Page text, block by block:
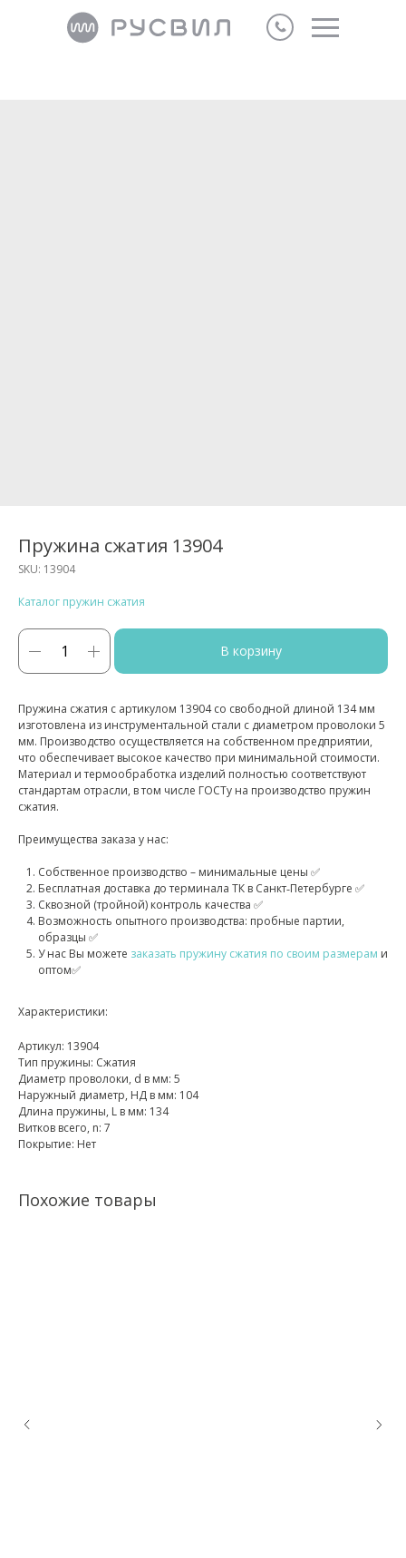
Пружина сжатия 13904
SKU: 13904
Каталог пружин сжатия
В корзину
Пружина сжатия с артикулом 13904 со свободной длиной 134 мм
изготовлена из инструментальной стали с диаметром проволоки 5
мм. Производство осуществляется на собственном предприятии,
что обеспечивает высокое качество при минимальной стоимости.
Материал и термообработка изделий полностью соответствуют
стандартам отрасли, в том числе ГОСТу на производство пружин
сжатия.
Преимущества заказа у нас:
Собственное производство – минимальные цены ✅
Бесплатная доставка до терминала ТК в Санкт‑Петербурге ✅
Сквозной (тройной) контроль качества ✅
Возможность опытного производства: пробные партии,
образцы ✅
У нас Вы можете заказать пружину сжатия по своим размерам и
оптом✅
Характеристики:
Артикул: 13904
Тип пружины: Сжатия
Диаметр проволоки, d в мм: 5
Наружный диаметр, НД в мм: 104
Длина пружины, L в мм: 134
Витков всего, n: 7
Покрытие: Нет
Похожие товары